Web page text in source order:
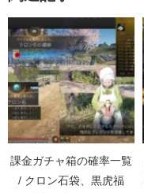
課金ガチャ箱の確率一覧
/ クロン石袋、黒虎福